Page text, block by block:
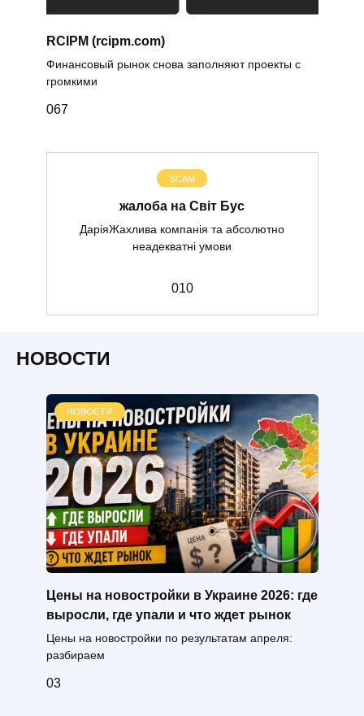
RCIPM (rcipm.com)
Финансовый рынок снова заполняют проекты с
громкими
067
SCAM
жалоба на Світ Бус
ДаріяЖахлива компанія та абсолютно
неадекватні умови
010
НОВОСТИ
НОВОСТИ
Цены на новостройки в Украине 2026: где
выросли, где упали и что ждет рынок
Цены на новостройки по результатам апреля:
разбираем
03